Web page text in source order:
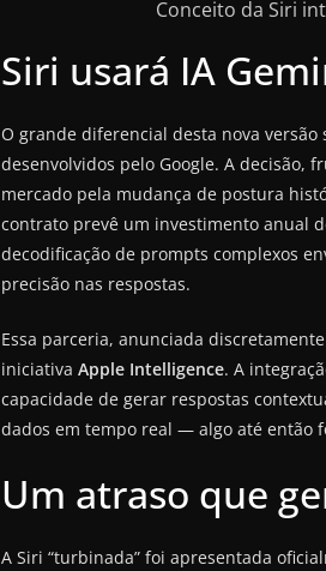
Conceito da Siri
Siri usará IA
O grande diferencial desta nova versão
desenvolvidos pelo Google. A decisão,
mercado pela mudança de postura
contrato prevê um investimento anual
decodificação de prompts complexos
precisão nas respostas.
Essa parceria, anunciada
iniciativa Apple Intelligence. A
capacidade de gerar respostas
dados em tempo real — algo até então
Um atraso que
A Siri “turbinada” foi apresentada